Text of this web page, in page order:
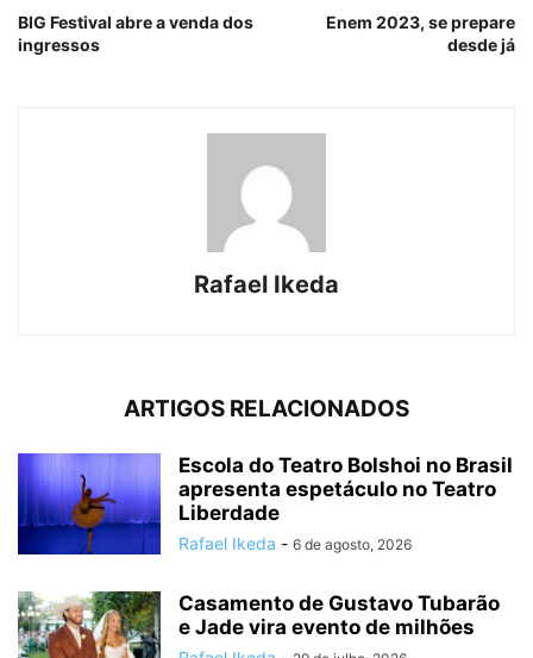
BIG Festival abre a venda dos
ingressos
Enem 2023, se prepare
desde já
Rafael Ikeda
ARTIGOS RELACIONADOS
Escola do Teatro Bolshoi no Brasil
apresenta espetáculo no Teatro
Liberdade
Rafael Ikeda - 6 de agosto, 2026
Casamento de Gustavo Tubarão
e Jade vira evento de milhões